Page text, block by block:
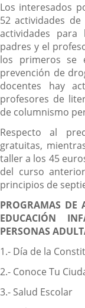
Los interesados
52 actividades
actividades
padres y el
los primeros se
prevención de
docentes hay
profesores de
de columnismo
Respecto al
gratuitas,
taller a los 45
del curso
principios de
PROGRAMAS DE
EDUCACIÓN
PERSONAS
1.- Día de la
2.- Conoce Tu
3.- Salud Escolar